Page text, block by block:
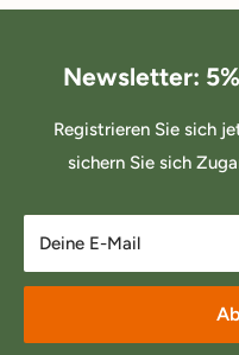
Newsletter:
Registrieren Sie sich
sichern Sie sich
Deine E-Mail